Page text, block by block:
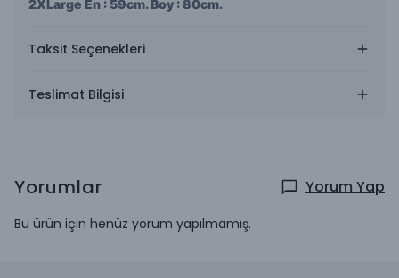
2XLarge En : 59cm. Boy : 80cm.
Taksit Seçenekleri
Teslimat Bilgisi
Yorumlar Yorum Yap
Bu ürün için henüz yorum yapılmamış.